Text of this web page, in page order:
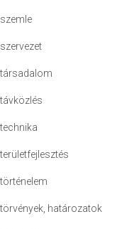
szemle
szervezet
társadalom
távközlés
technika
területfejlesztés
történelem
törvények, határozatok